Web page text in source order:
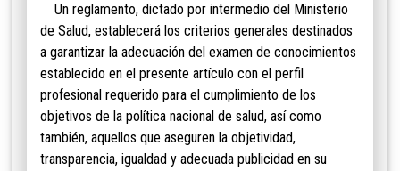
Un reglamento, dictado por intermedio del Ministerio
de Salud, establecerá los criterios generales destinados
a garantizar la adecuación del examen de conocimientos
establecido en el presente artículo con el perfil
profesional requerido para el cumplimiento de los
objetivos de la política nacional de salud, así como
también, aquellos que aseguren la objetividad,
transparencia, igualdad y adecuada publicidad en su